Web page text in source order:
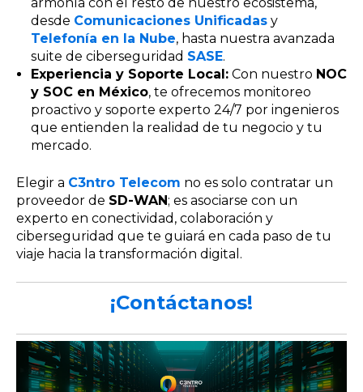
desde Comunicaciones Unificadasy
Telefonía en la Nube, hasta nuestra avanzada
suite de ciberseguridad SASE.
Experiencia y Soporte Local:Con nuestro NOC
y SOC en México, te ofrecemos monitoreo
proactivo y soporte experto 24/7 por ingenieros
que entienden la realidad de tu negocio y tu
mercado.
Elegir a C3ntro Telecom no es solo contratar un
proveedor de SD-WAN; es asociarse con un
experto en conectividad, colaboración y
ciberseguridad que te guiará en cada paso de tu
viaje hacia la transformación digital.
¡Contáctanos!